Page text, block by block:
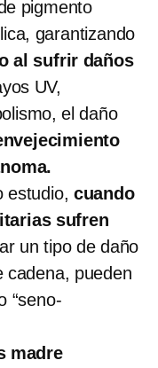
pigmento
garantizando
al sufrir daños
UV,
el daño
estudio, cuando
sufren
un tipo de daño
cadena, pueden
“seno-
madre